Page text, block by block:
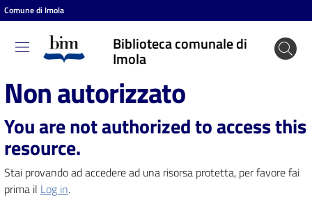
Vai al contenuto
Vai alla navigazione
Vai al footer
Comune di Imola
Biblioteca comunale di
Imola
Biblioteca
comunale
di Imola
Entra
Non autorizzato
You are not authorized to access this
resource.
Stai provando ad accedere ad una risorsa protetta, per favore fai
prima il Log in.